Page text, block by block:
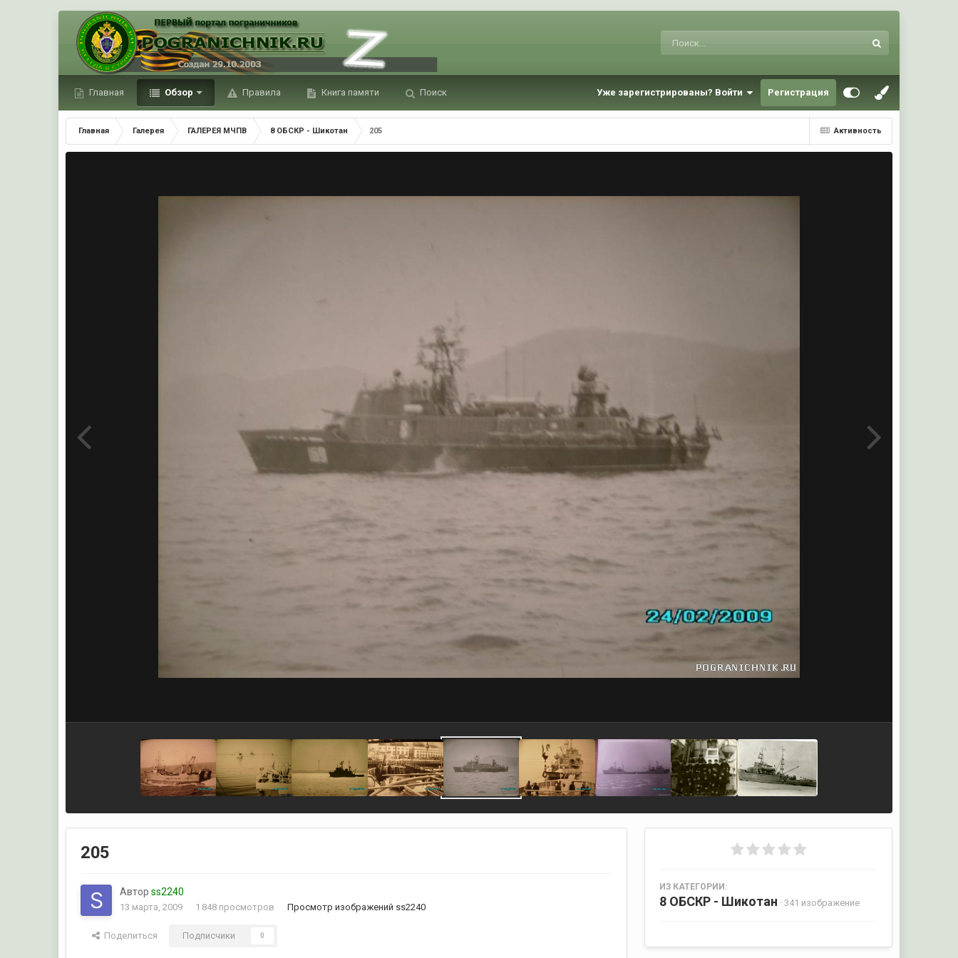
Главная Обзор Правила Книга памяти Поиск Уже зарегистрированы? Войти Регистрация
Активность
Главная Галерея ГАЛЕРЕЯ МЧПВ 8 ОБСКР - Шикотан 205
205
Авторss2240
13 марта, 2009 1 848 просмотров Просмотр изображений ss2240
Поделиться Подписчики 0
ИЗ КАТЕГОРИИ:
8 ОБСКР - Шикотан · 341 изображение